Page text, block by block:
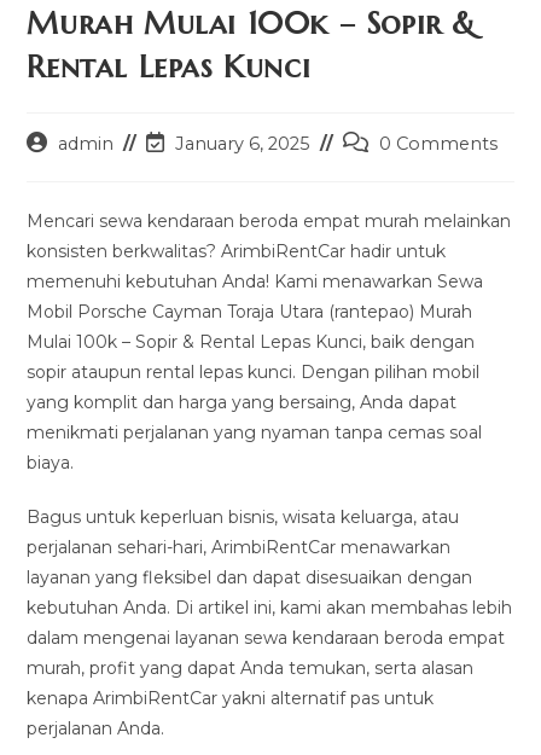
Murah Mulai 100k – Sopir &
Rental Lepas Kunci
Postadmin
PostJanuary 6, 2025
Post0 Comments
Mencari sewa kendaraan beroda empat murah melainkan
konsisten berkwalitas? ArimbiRentCar hadir untuk
memenuhi kebutuhan Anda! Kami menawarkan Sewa
Mobil Porsche Cayman Toraja Utara (rantepao) Murah
Mulai 100k – Sopir & Rental Lepas Kunci, baik dengan
sopir ataupun rental lepas kunci. Dengan pilihan mobil
yang komplit dan harga yang bersaing, Anda dapat
menikmati perjalanan yang nyaman tanpa cemas soal
biaya.
Bagus untuk keperluan bisnis, wisata keluarga, atau
perjalanan sehari-hari, ArimbiRentCar menawarkan
layanan yang fleksibel dan dapat disesuaikan dengan
kebutuhan Anda. Di artikel ini, kami akan membahas lebih
dalam mengenai layanan sewa kendaraan beroda empat
murah, profit yang dapat Anda temukan, serta alasan
kenapa ArimbiRentCar yakni alternatif pas untuk
perjalanan Anda.